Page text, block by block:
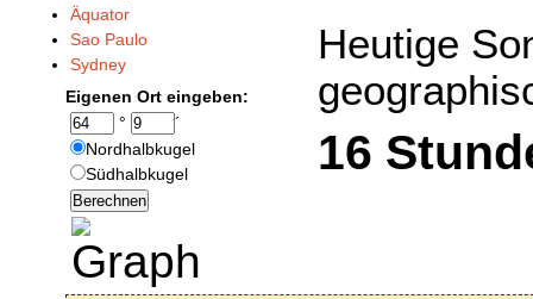
Äquator
Sao Paulo
Sydney
Eigenen Ort eingeben:
°
´
Nordhalbkugel
Südhalbkugel
Heutige
16